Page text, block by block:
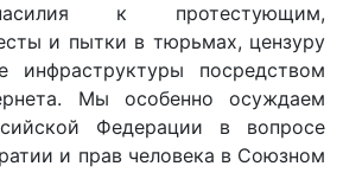
к протестующим,
и пытки в тюрьмах, цензуру
инфраструктуры посредством
Мы особенно осуждаем
Федерации в вопросе
и прав человека в Союзном